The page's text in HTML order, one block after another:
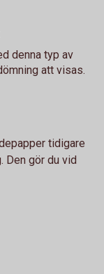
denna typ av
att visas.
tidigare
Den gör du vid